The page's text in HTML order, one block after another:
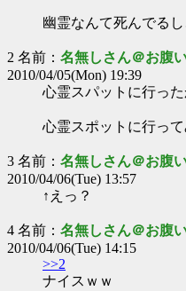
幽霊なんて死んでる
2 名前： 名無しさん＠お腹
2010/04/05(Mon) 19:39
心霊スパットに行った
心霊スポットに行って
3 名前： 名無しさん＠お腹
2010/04/06(Tue) 13:57
↑えっ？
4 名前： 名無しさん＠お腹
2010/04/06(Tue) 14:15
>>2
ナイスｗｗ